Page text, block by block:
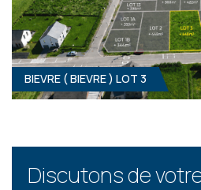
BIEVRE ( BIEVRE ) LOT 3
Discutons de